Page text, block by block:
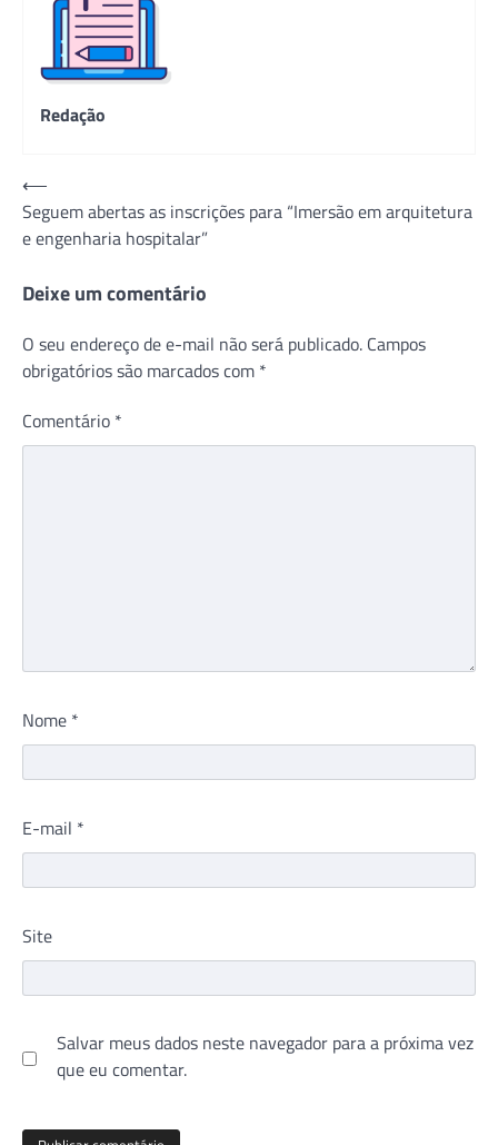
Redação
Navegação
de
Post
⟵
Seguem abertas as inscrições para “Imersão em arquitetura
e engenharia hospitalar”
Deixe um comentário
O seu endereço de e-mail não será publicado. Campos
obrigatórios são marcados com *
Comentário *
Nome *
E-mail *
Site
Salvar meus dados neste navegador para a próxima vez
que eu comentar.